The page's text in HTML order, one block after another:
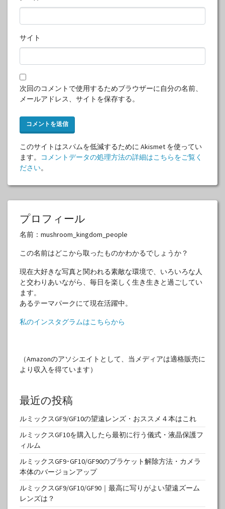
サイト
次回のコメントで使用するためブラウザーに自分の名前、
メールアドレス、サイトを保存する。
このサイトはスパムを低減するために Akismet を使ってい
ます。
コメントデータの処理方法の詳細はこちらをご覧く
ださい。
プロフィール
名前：mushroom_kingdom_people
この名前はどこから取ったものかわかるでしょうか？
現在大好きな写真と関われる素敵な環境で、いろいろな人
と交わりあいながら、毎日を楽しく生き生きと過ごしてい
ます。
あるテーマパークにて現在活躍中。
私のインスタグラムはこちらから
（Amazonのアソシエイトとして、当メディアは適格販売に
より収入を得ています）
最近の投稿
ルミックスGF9/GF10の望遠レンズ・おススメ４本はこれ
ルミックスGF10を購入したら最初に行う儀式・液晶保護フ
ィルム
ルミックスGF9･GF10/GF90のブラケット解除方法・カメラ
本体のバージョンアップ
ルミックスGF9/GF10/GF90｜最高に写りがよい望遠ズーム
レンズは？